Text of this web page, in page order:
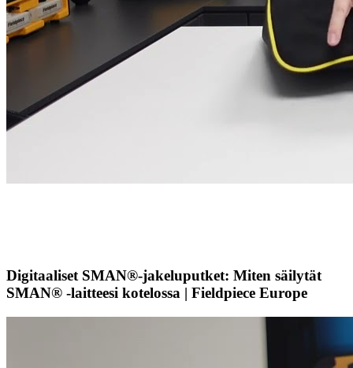
Digitaaliset SMAN®-jakeluputket: Miten säilytät
SMAN® -laitteesi kotelossa | Fieldpiece Europe